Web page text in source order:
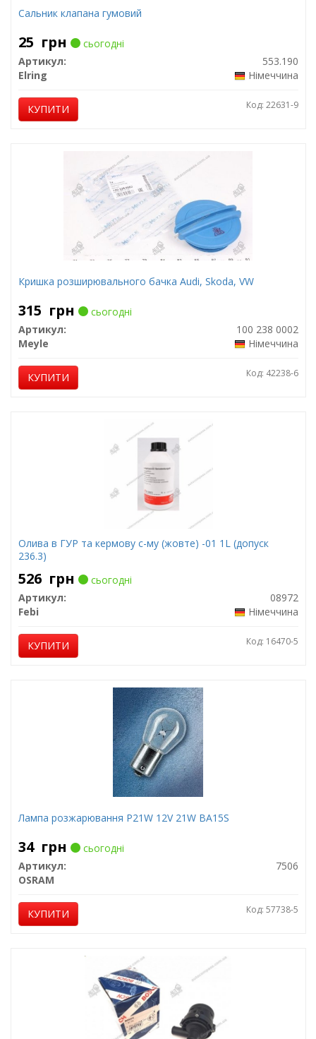
Сальник клапана гумовий
25 грн
сьогодні
Артикул:
553.190
Elring
Німеччина
КУПИТИ Код: 22631-9
Кришка розширювального бачка Audi, Skoda, VW
315 грн
сьогодні
Артикул:
100 238 0002
Meyle
Німеччина
КУПИТИ Код: 42238-6
Олива в ГУР та кермову с-му (жовте) -01 1L (допуск
236.3)
526 грн
сьогодні
Артикул:
08972
Febi
Німеччина
КУПИТИ Код: 16470-5
Лампа розжарювання P21W 12V 21W BA15S
34 грн
сьогодні
Артикул:
7506
OSRAM
КУПИТИ Код: 57738-5